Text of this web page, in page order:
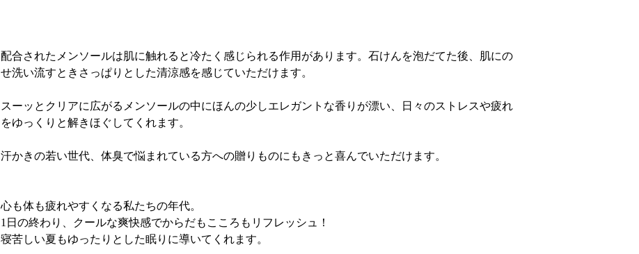
配合されたメンソールは肌に触れると冷たく感じられる作用があります。石けんを泡だてた後、肌にの
せ洗い流すときさっぱりとした清涼感を感じていただけます。
スーッとクリアに広がるメンソールの中にほんの少しエレガントな香りが漂い、日々のストレスや疲れ
をゆっくりと解きほぐしてくれます。
汗かきの若い世代、体臭で悩まれている方への贈りものにもきっと喜んでいただけます。
心も体も疲れやすくなる私たちの年代。
1日の終わり、クールな爽快感でからだもこころもリフレッシュ！
寝苦しい夏もゆったりとした眠りに導いてくれます。